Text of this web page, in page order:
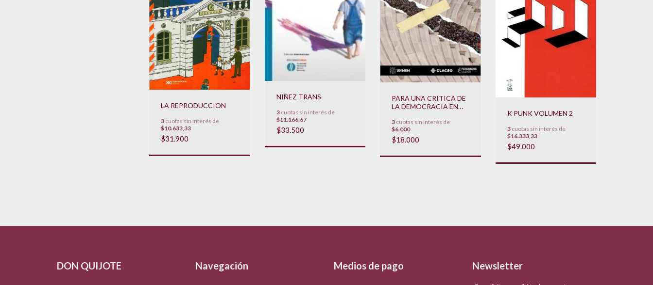
LA REPRODUCCION
3 cuotas sin interés de
$10.633,33
$31.900
NIÑEZ TRANS
3cuotas sin interés de
$11.166,67
$33.500
PARA UNA CRITICA DE
LA DEMOCRACIA EN
3 cuotas sin interés de
$6.000
$18.000
K PUNK VOLUMEN 2
3cuotas sin interés de
$16.333,33
$49.000
DON QUIJOTE Navegación Medios de pago Newsletter